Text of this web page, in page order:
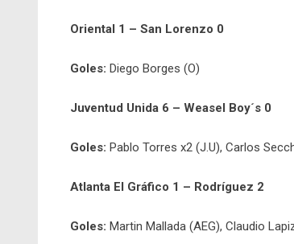
Oriental 1 – San Lorenzo 0
Goles: Diego Borges (O)
Juventud Unida 6 – Weasel Boy´s 0
Goles: Pablo Torres x2 (J.U), Carlos
Atlanta El Gráfico 1 – Rodríguez 2
Goles: Martin Mallada (AEG), Claudio